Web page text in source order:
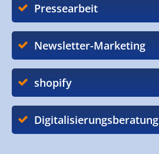
Pressearbeit
Newsletter-Marketing
shopify
Digitalisierungsberatung